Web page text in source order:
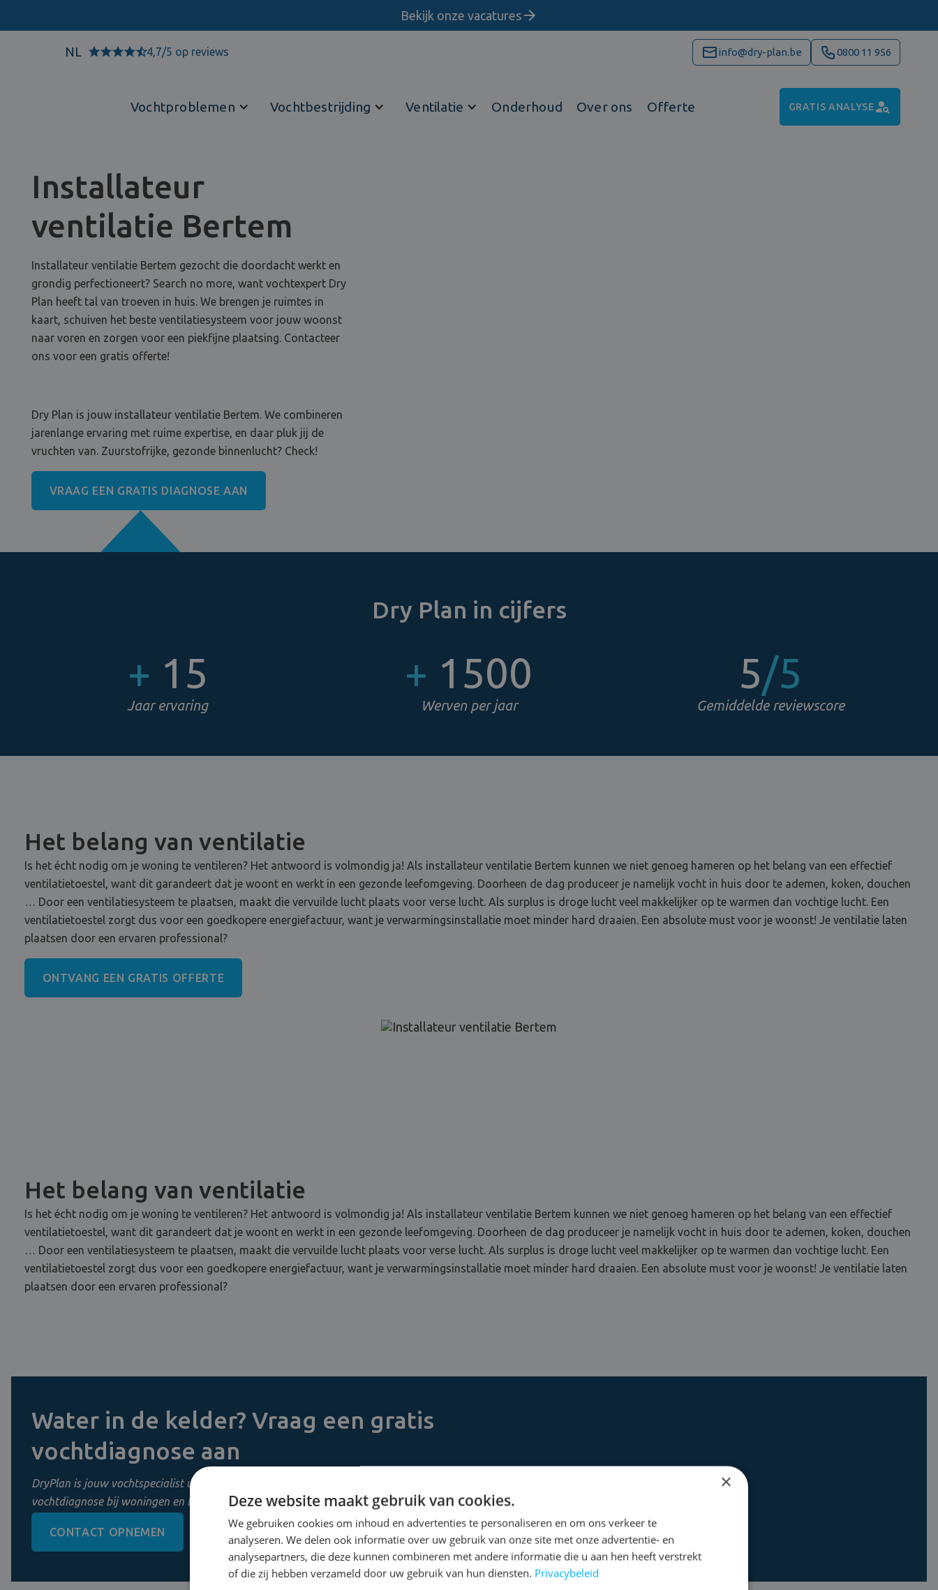
Bekijk onze vacatures
NL 4,7/5 op reviews info@dry-plan.be 0800 11 956
Vochtproblemen Vochtbestrijding Ventilatie Onderhoud Over ons Offerte GRATIS ANALYSE
Installateur
ventilatie Bertem
Installateur ventilatie Bertem gezocht die doordacht werkt en
grondig perfectioneert? Search no more, want vochtexpert Dry
Plan heeft tal van troeven in huis. We brengen je ruimtes in
kaart, schuiven het beste ventilatiesysteem voor jouw woonst
naar voren en zorgen voor een piekfijne plaatsing. Contacteer
ons voor een gratis offerte!
Dry Plan is jouw installateur ventilatie Bertem. We combineren
jarenlange ervaring met ruime expertise, en daar pluk jij de
vruchten van. Zuurstofrijke, gezonde binnenlucht? Check!
VRAAG EEN GRATIS DIAGNOSE AAN
Dry Plan in cijfers
+ 15
Jaar ervaring
+ 1500
Werven per jaar
5/5
Gemiddelde reviewscore
Het belang van ventilatie
Is het écht nodig om je woning te ventileren? Het antwoord is volmondig ja! Als installateur ventilatie Bertem kunnen we niet genoeg hameren op het belang van een effectief
ventilatietoestel, want dit garandeert dat je woont en werkt in een gezonde leefomgeving. Doorheen de dag produceer je namelijk vocht in huis door te ademen, koken, douchen
… Door een ventilatiesysteem te plaatsen, maakt die vervuilde lucht plaats voor verse lucht. Als surplus is droge lucht veel makkelijker op te warmen dan vochtige lucht. Een
ventilatietoestel zorgt dus voor een goedkopere energiefactuur, want je verwarmingsinstallatie moet minder hard draaien. Een absolute must voor je woonst! Je ventilatie laten
plaatsen door een ervaren professional?
ONTVANG EEN GRATIS OFFERTE
Het belang van ventilatie
Is het écht nodig om je woning te ventileren? Het antwoord is volmondig ja! Als installateur ventilatie Bertem kunnen we niet genoeg hameren op het belang van een effectief
ventilatietoestel, want dit garandeert dat je woont en werkt in een gezonde leefomgeving. Doorheen de dag produceer je namelijk vocht in huis door te ademen, koken, douchen
… Door een ventilatiesysteem te plaatsen, maakt die vervuilde lucht plaats voor verse lucht. Als surplus is droge lucht veel makkelijker op te warmen dan vochtige lucht. Een
ventilatietoestel zorgt dus voor een goedkopere energiefactuur, want je verwarmingsinstallatie moet minder hard draaien. Een absolute must voor je woonst! Je ventilatie laten
plaatsen door een ervaren professional?
Water in de kelder? Vraag een gratis
vochtdiagnose aan
DryPlan is jouw vochtspecialist uit Mechelen. Wij zorgen voor een uitgebreide
vochtdiagnose bij woningen en bedrijven in Vlaanderen.
CONTACT OPNEMEN 0800 11 956
×
Deze website maakt gebruik van cookies.
We gebruiken cookies om inhoud en advertenties te personaliseren en om ons verkeer te
analyseren. We delen ook informatie over uw gebruik van onze site met onze advertentie- en
analysepartners, die deze kunnen combineren met andere informatie die u aan hen heeft verstrekt
of die zij hebben verzameld door uw gebruik van hun diensten. Privacybeleid